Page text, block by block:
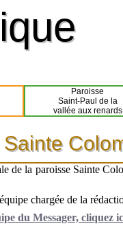
Paroisse
Saint-Paul de la
vallée aux renards
de la paroisse Sainte
chargée de la
du Messager, cliquez